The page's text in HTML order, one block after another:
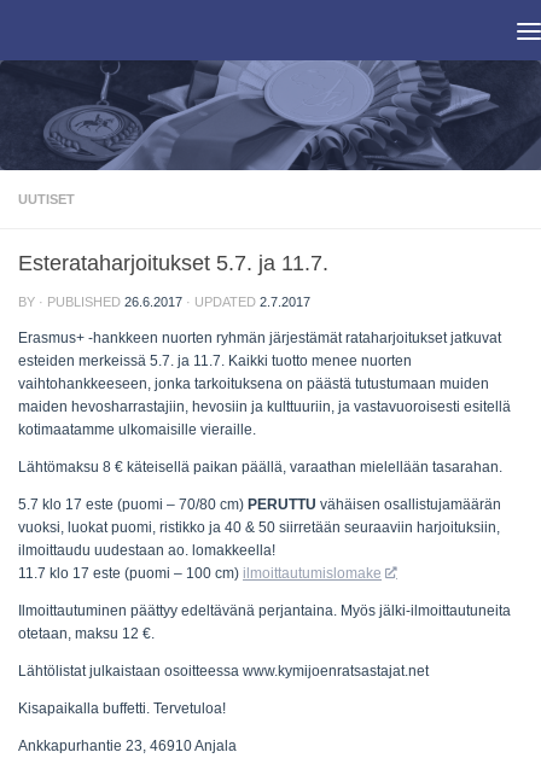
UUTISET
Esterataharjoitukset 5.7. ja 11.7.
BY · PUBLISHED 26.6.2017 · UPDATED 2.7.2017
Erasmus+ -hankkeen nuorten ryhmän järjestämät rataharjoitukset jatkuvat
esteiden merkeissä 5.7. ja 11.7. Kaikki tuotto menee nuorten
vaihtohankkeeseen, jonka tarkoituksena on päästä tutustumaan muiden
maiden hevosharrastajiin, hevosiin ja kulttuuriin, ja vastavuoroisesti esitellä
kotimaatamme ulkomaisille vieraille.
Lähtömaksu 8 € käteisellä paikan päällä, varaathan mielellään tasarahan.
5.7 klo 17 este (puomi – 70/80 cm) PERUTTU vähäisen osallistujamäärän
vuoksi, luokat puomi, ristikko ja 40 & 50 siirretään seuraaviin harjoituksiin,
ilmoittaudu uudestaan ao. lomakkeella!
11.7 klo 17 este (puomi – 100 cm) ilmoittautumislomake
Ilmoittautuminen päättyy edeltävänä perjantaina. Myös jälki-ilmoittautuneita
otetaan, maksu 12 €.
Lähtölistat julkaistaan osoitteessa www.kymijoenratsastajat.net
Kisapaikalla buffetti. Tervetuloa!
Ankkapurhantie 23, 46910 Anjala